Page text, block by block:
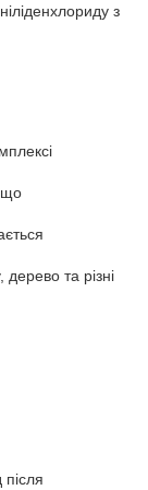
з
що
та різні